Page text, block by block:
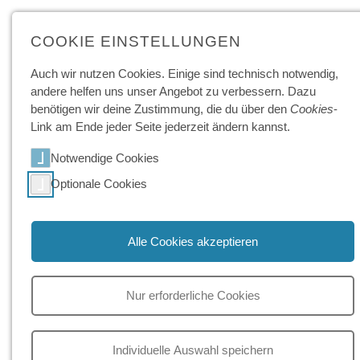
Der GPB College Blog
Netzwerken im Biergarten
Südkorea
18.06.2026 04.06.2026
COOKIE EINSTELLUNGEN
Auch wir nutzen Cookies. Einige sind technisch not­wendig,
andere helfen uns unser Angebot zu ver­bessern. Dazu
benötigen wir deine Zu­stimmung, die du über den Cookies-
Link am Ende jeder Seite jeder­zeit ändern kannst.
Notwendige Cookies
Optionale Cookies
Alle Cookies akzeptieren
Nur erforderliche Cookies
Individuelle Auswahl speichern